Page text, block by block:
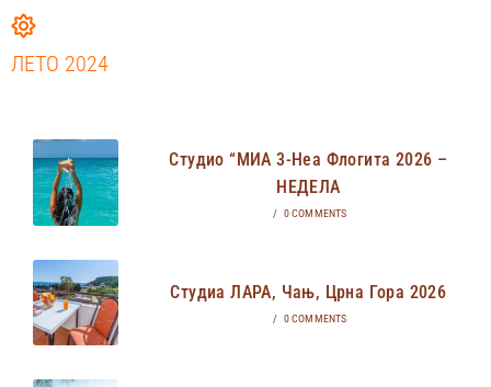
ЛЕТО 2024
Студио “МИА 3-Неа Флогита 2026 –
НЕДЕЛА
/ 0 COMMENTS
Студиа ЛАРА, Чањ, Црна Гора 2026
/ 0 COMMENTS